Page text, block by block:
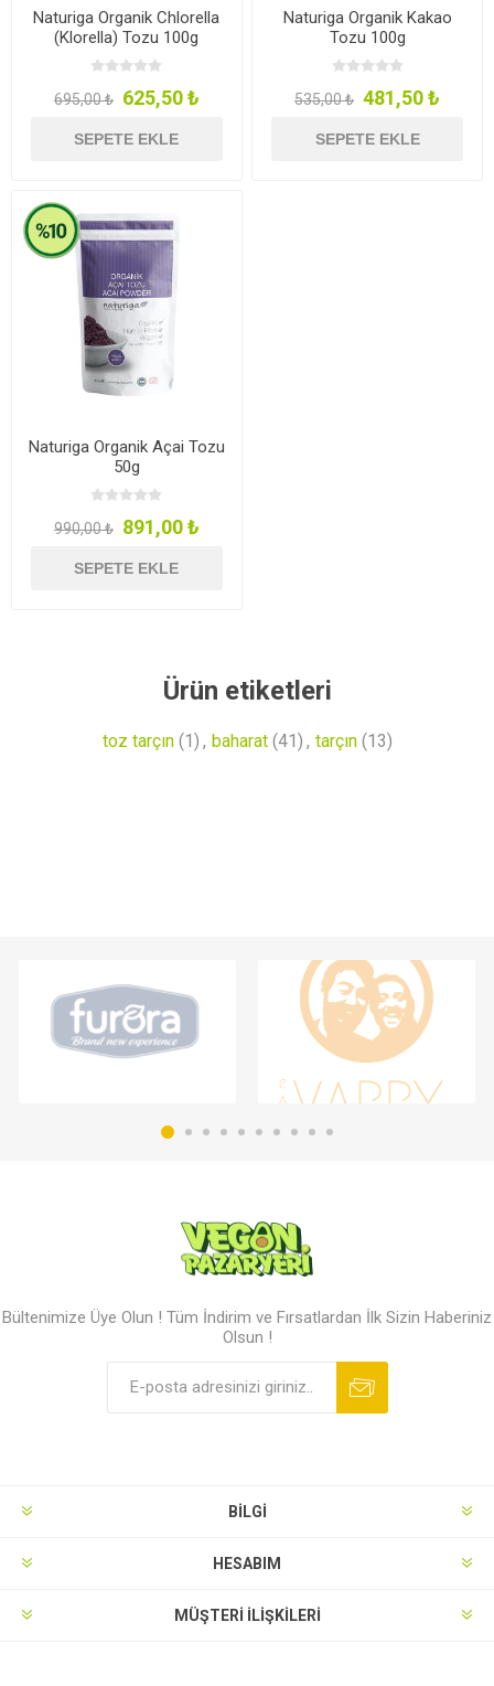
Naturiga Organik Chlorella
(Klorella) Tozu 100g
695,00 ₺ 625,50 ₺
SEPETE EKLE
Naturiga Organik Kakao
Tozu 100g
535,00 ₺ 481,50 ₺
SEPETE EKLE
Naturiga Organik Açai Tozu
50g
990,00 ₺ 891,00 ₺
SEPETE EKLE
Ürün etiketleri
toz tarçın (1) , baharat (41) , tarçın (13)
Bültenimize Üye Olun ! Tüm İndirim ve Fırsatlardan İlk Sizin Haberiniz
Olsun !
BILGI
HESABIM
MÜŞTERI İLIŞKILERI